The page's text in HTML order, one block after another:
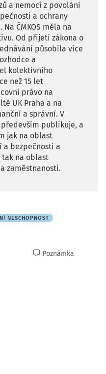
a nemocí z povolání
a ochrany
ČMKOS měla na
Od přijetí zákona o
působila více
a
kolektivního
než 15 let
právo na
UK Praha a na
a správní. V
publikuje, a
jak na oblast
a bezpečnosti a
tak na oblast
zaměstnanosti.
NESCHOPNOST
Poznámka